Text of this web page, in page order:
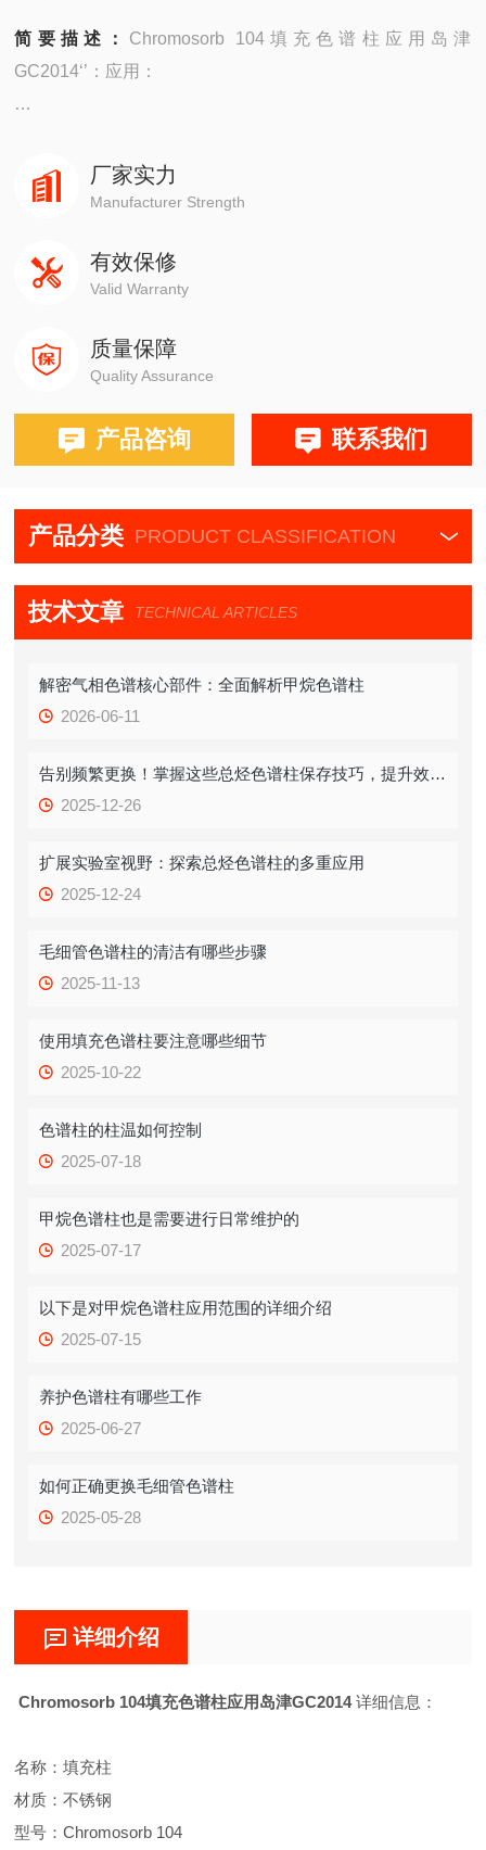
简要描述： Chromosorb 104填充色谱柱应用岛津
GC2014‘’：应用：
4890,5890,6890,7820,7890,8860,8890
赛默飞1310,1300,1610,1600
瓦里安3800系列
布鲁克PE580,590,680,690
厂家实力
Manufacturer Strength
有效保修
Valid Warranty
质量保障
Quality Assurance
产品咨询 联系我们
产品分类 PRODUCT CLASSIFICATION
技术文章 TECHNICAL ARTICLES
解密气相色谱核心部件：全面解析甲烷色谱柱
2026-06-11
告别频繁更换！掌握这些总烃色谱柱保存技巧，提升效率！
2025-12-26
扩展实验室视野：探索总烃色谱柱的多重应用
2025-12-24
毛细管色谱柱的清洁有哪些步骤
2025-11-13
使用填充色谱柱要注意哪些细节
2025-10-22
色谱柱的柱温如何控制
2025-07-18
甲烷色谱柱也是需要进行日常维护的
2025-07-17
以下是对甲烷色谱柱应用范围的详细介绍
2025-07-15
养护色谱柱有哪些工作
2025-06-27
如何正确更换毛细管色谱柱
2025-05-28
详细介绍
Chromosorb 104填充色谱柱应用岛津GC2014详细信息：
名称：填充柱
材质：不锈钢
型号：Chromosorb 104